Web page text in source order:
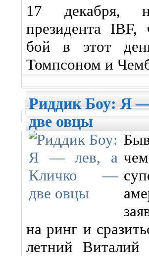
17 декабря,
президента
бой в этот
Томпсоном и
Риддик Боу: Я
две овцы
на ринг и
летний Виталий